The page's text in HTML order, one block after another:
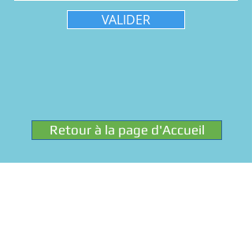
VALIDER
Retour à la page d'Accueil